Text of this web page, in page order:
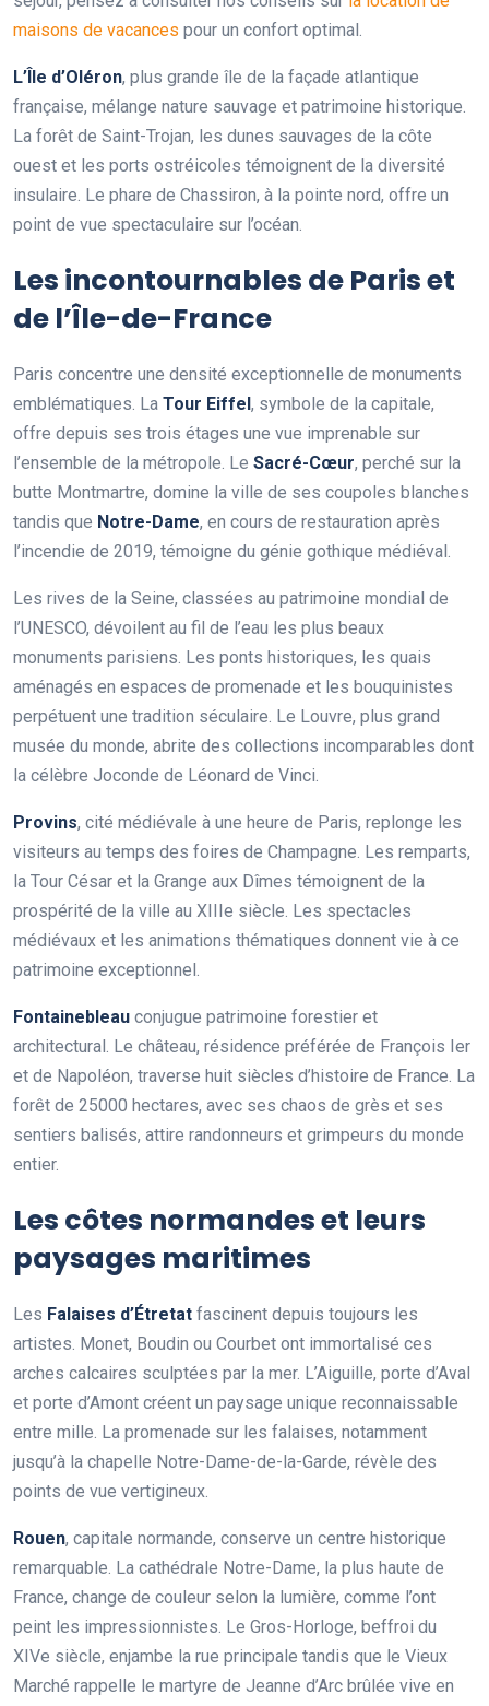
maisons de vacances pour un confort optimal.
L’Île d’Oléron, plus grande île de la façade atlantique
française, mélange nature sauvage et patrimoine historique.
La forêt de Saint-Trojan, les dunes sauvages de la côte
ouest et les ports ostréicoles témoignent de la diversité
insulaire. Le phare de Chassiron, à la pointe nord, offre un
point de vue spectaculaire sur l’océan.
Les incontournables de Paris et
de l’Île-de-France
Paris concentre une densité exceptionnelle de monuments
emblématiques. La Tour Eiffel, symbole de la capitale,
offre depuis ses trois étages une vue imprenable sur
l’ensemble de la métropole. Le Sacré-Cœur, perché sur la
butte Montmartre, domine la ville de ses coupoles blanches
tandis que Notre-Dame, en cours de restauration après
l’incendie de 2019, témoigne du génie gothique médiéval.
Les rives de la Seine, classées au patrimoine mondial de
l’UNESCO, dévoilent au fil de l’eau les plus beaux
monuments parisiens. Les ponts historiques, les quais
aménagés en espaces de promenade et les bouquinistes
perpétuent une tradition séculaire. Le Louvre, plus grand
musée du monde, abrite des collections incomparables dont
la célèbre Joconde de Léonard de Vinci.
Provins, cité médiévale à une heure de Paris, replonge les
visiteurs au temps des foires de Champagne. Les remparts,
la Tour César et la Grange aux Dîmes témoignent de la
prospérité de la ville au XIIIe siècle. Les spectacles
médiévaux et les animations thématiques donnent vie à ce
patrimoine exceptionnel.
Fontainebleau conjugue patrimoine forestier et
architectural. Le château, résidence préférée de François Ier
et de Napoléon, traverse huit siècles d’histoire de France. La
forêt de 25000 hectares, avec ses chaos de grès et ses
sentiers balisés, attire randonneurs et grimpeurs du monde
entier.
Les côtes normandes et leurs
paysages maritimes
Les Falaises d’Étretat fascinent depuis toujours les
artistes. Monet, Boudin ou Courbet ont immortalisé ces
arches calcaires sculptées par la mer. L’Aiguille, porte d’Aval
et porte d’Amont créent un paysage unique reconnaissable
entre mille. La promenade sur les falaises, notamment
jusqu’à la chapelle Notre-Dame-de-la-Garde, révèle des
points de vue vertigineux.
Rouen, capitale normande, conserve un centre historique
remarquable. La cathédrale Notre-Dame, la plus haute de
France, change de couleur selon la lumière, comme l’ont
peint les impressionnistes. Le Gros-Horloge, beffroi du
XIVe siècle, enjambe la rue principale tandis que le Vieux
Marché rappelle le martyre de Jeanne d’Arc brûlée vive en